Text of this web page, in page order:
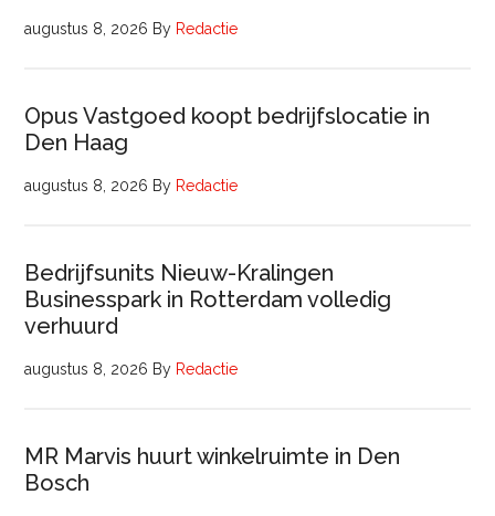
augustus 8, 2026 By Redactie
Opus Vastgoed koopt bedrijfslocatie in
Den Haag
augustus 8, 2026 By Redactie
Bedrijfsunits Nieuw-Kralingen
Businesspark in Rotterdam volledig
verhuurd
augustus 8, 2026 By Redactie
MR Marvis huurt winkelruimte in Den
Bosch